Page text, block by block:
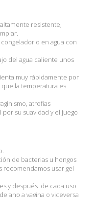
resistente,
o en agua con
del agua caliente unos
muy rápidamente por
la temperatura es
atrofias
su suavidad y el juego
de bacterias u hongos
recomendamos usar gel
y después de cada uso
ano a vagina o viceversa